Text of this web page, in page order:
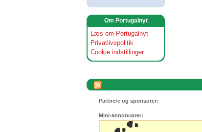
Om Portugalnyt
Læs om Portugalnyt
Privatlivspolitik
Cookie indstillinger
Partnere og sponsorer:
Mini-annoncører: